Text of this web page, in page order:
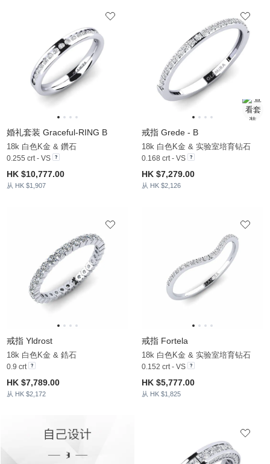
婚礼套装 Graceful-RING B
18k 白色K金 & 鑽石
0.255 crt - VS
HK $10,777.00
从 HK $1,907
戒指 Grede - B
18k 白色K金 & 实验室培育钻石
0.168 crt - VS
HK $7,279.00
从 HK $2,126
戒指 Yldrost
18k 白色K金 & 鋯石
0.9 crt
HK $7,789.00
从 HK $2,172
戒指 Fortela
18k 白色K金 & 实验室培育钻石
0.152 crt - VS
HK $5,777.00
从 HK $1,825